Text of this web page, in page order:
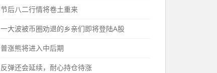
节后八二行情将卷土重来
一大波被币圈劝退的乡亲们即将登陆A股
普涨熊将进入中后期
反弹还会延续，耐心持仓待涨